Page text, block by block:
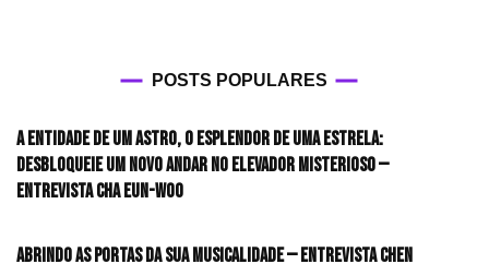
POSTS POPULARES
A entidade de um astro, o esplendor de uma estrela:
desbloqueie um novo andar no elevador misterioso —
Entrevista CHA EUN-WOO
Abrindo as portas da sua musicalidade — Entrevista CHEN